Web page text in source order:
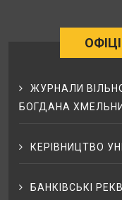
ЖУРНАЛИ
БОГДАНА
КЕРІВНИЦТВО
БАНКІВСЬКІ